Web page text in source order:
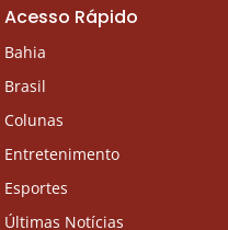
Acesso Rápido
Bahia
Brasil
Colunas
Entretenimento
Esportes
Últimas Notícias